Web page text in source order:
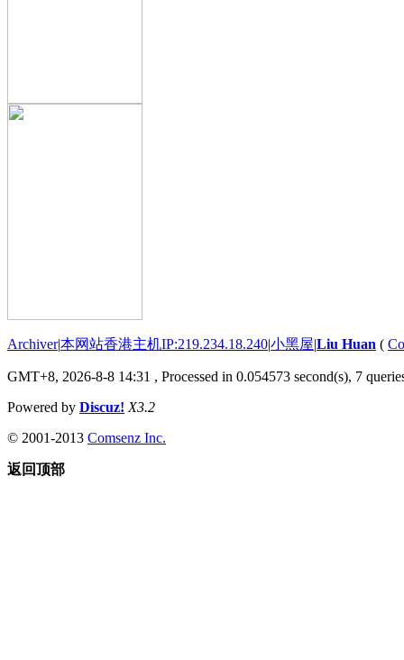
Archiver|本网站香港主机IP:219.234.18.240|小黑屋|Liu Huan (
GMT+8, 2026-8-8 14:31 , Processed in 0.054573 second(s), 7
Powered by Discuz! X3.2
© 2001-2013 Comsenz Inc.
返回顶部